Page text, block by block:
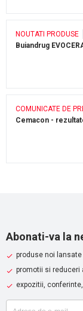
NOUTATI PRODUSE
Buiandrug
COMUNICATE DE
Cemacon -
Abonati-va la
produse noi
promotii si reduceri
expozitii,